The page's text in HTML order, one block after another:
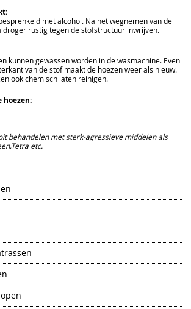
met alcohol. Na het wegnemen van de
droger rustig tegen de stofstructuur inwrijven.
kunnen gewassen worden in de wasmachine. Even
van de stof maakt de hoezen weer als nieuw.
ook chemisch laten reinigen.
hoezen:
behandelen met sterk-agressieve middelen als
etc.